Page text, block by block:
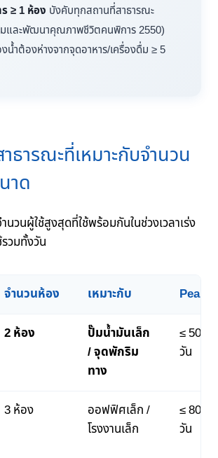
≥ 1 ห้อง บังคับทุกสถานที่สาธารณะ
มและพัฒนาคุณภาพชีวิตคนพิการ 2550)
น้ำต้องห่างจากจุดอาหาร/เครื่องดื่ม ≥ 5
ธารณะที่เหมาะกับจำนวน
าด
นวนผู้ใช้สูงสุดที่ใช้พร้อมกันในช่วงเวลาเร่ง
วมทั้งวัน
จำนวนห้อง เหมาะกับ Peak
2 ห้อง
ปั๊มน้ำมันเล็ก
/ จุดพักริม
ทาง
≤ 50 ค
วัน
3 ห้อง
ออฟฟิศเล็ก /
โรงงานเล็ก
≤ 80 ค
วัน